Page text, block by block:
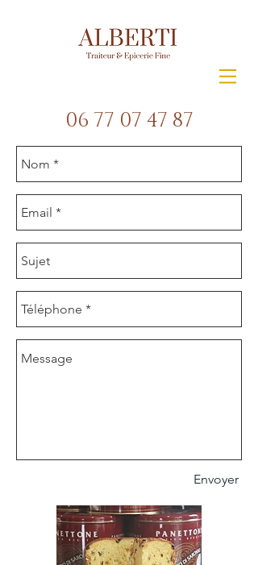
06 77 07 47 87
Envoyer